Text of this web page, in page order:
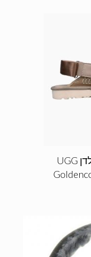
סנדל האגג דגם גולדן UGG